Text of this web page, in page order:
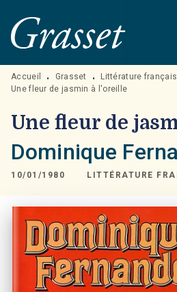
MENU RECHERCHE
PIED DE PAGE
Accueil • Grasset • Littérature
Une fleur de jasmin à l'oreille
Une fleur de
Dominique
10/01/1980 LITTÉRATURE